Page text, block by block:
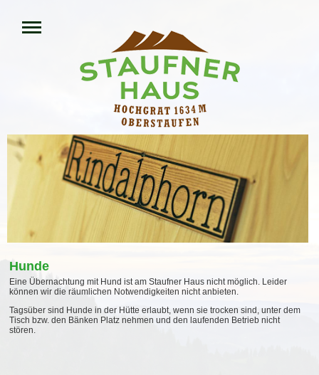
Hunde
Eine Übernachtung mit Hund ist am Staufner Haus nicht möglich. Leider
können wir die räumlichen Notwendigkeiten nicht anbieten.
Tagsüber sind Hunde in der Hütte erlaubt, wenn sie trocken sind, unter dem
Tisch bzw. den Bänken Platz nehmen und den laufenden Betrieb nicht
stören.